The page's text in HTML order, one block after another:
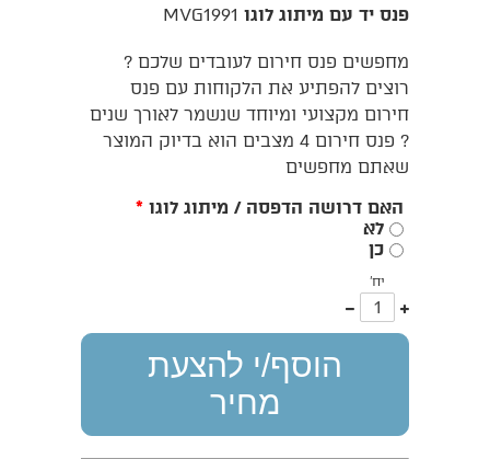
פנס יד עם מיתוג לוגו MVG1991
מחפשים פנס חירום לעובדים שלכם ?
רוצים להפתיע את הלקוחות עם פנס
חירום מקצועי ומיוחד שנשמר לאורך שנים
? פנס חירום 4 מצבים הוא בדיוק המוצר
שאתם מחפשים
האם דרושה הדפסה / מיתוג לוגו *
לא
כן
יח'
עוד
אחד
הוסף/י להצעת
מחיר